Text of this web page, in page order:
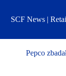
treściSCF News |
Pepco